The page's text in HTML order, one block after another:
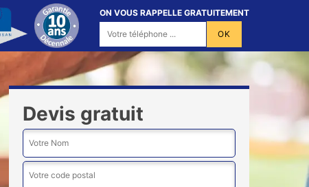
ON VOUS RAPPELLE GRATUITEMENT
Devis gratuit